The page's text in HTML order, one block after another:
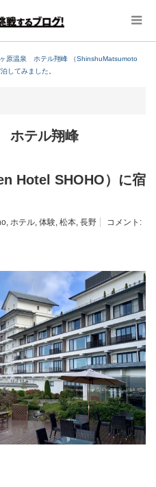
原温泉 ホテル翔峰 （ShinshuMatsumoto
してみました。
テル翔峰
Hotel SHOHO）に宿
, ホテル, 体験, 松本, 長野
コメント: